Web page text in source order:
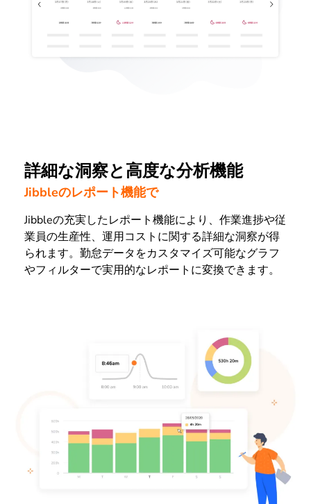
詳細な洞察と高度な分析機能
Jibbleのレポート機能で
Jibbleの充実したレポート機能により、作業進捗や従
業員の生産性、運用コストに関する詳細な洞察が得
られます。勤怠データをカスタマイズ可能なグラフ
やフィルターで実用的なレポートに変換できます。